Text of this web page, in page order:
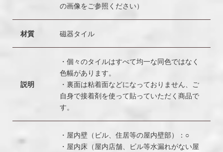
の画像をご参照ください）
材質 磁器タイル
説明
・個々のタイルはすべて均一な同色ではなく
色幅があります。
・裏面は粘着面などになっておりません、ご
自身で接着剤を使って貼っていただく商品で
す。
・屋内壁（ビル、住居等の屋内壁部）：○
・屋内床（屋内店舗、ビル等水漏れがない屋